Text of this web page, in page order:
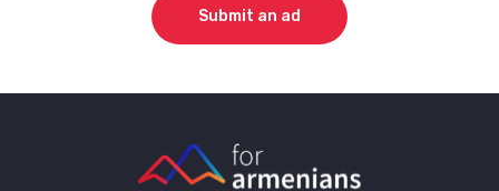
Submit an ad